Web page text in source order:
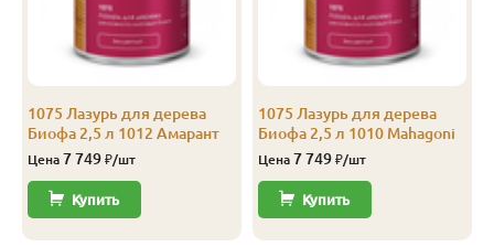
1075 Лазурь для дерева
Биофа 2,5 л 1012 Амарант
Цена 7 749 ₽/шт
Купить
1075 Лазурь для дерева
Биофа 2,5 л 1010 Mahagoni
Цена 7 749 ₽/шт
Купить